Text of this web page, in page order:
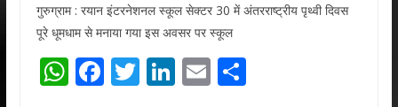
गुरुग्राम : रयान इंटरनेशनल स्कूल सेक्टर 30 में अंतरराष्ट्रीय पृथ्वी दिवस
पूरे धूमधाम से मनाया गया इस अवसर पर स्कूल
W F T Li E S